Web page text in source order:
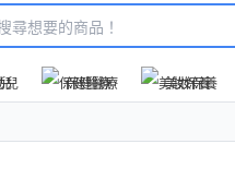
兒 保健醫療 美妝保養